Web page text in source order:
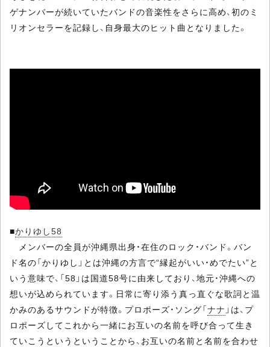
ゲナンバーが続いていたバンドの音楽性をさらに高め、初のミ
リオンセラーを記録し、自身最大のヒット曲となりました。
■かりゆし58
メンバーの全員が沖縄県出身・在住のロック・バンド。バン
ド名の「かりゆし」とは沖縄の方言で“縁起がいい・めでたい”と
いう意味で、「58」は国道58号に由来しており、地元・沖縄への
想いが込められています。日常に寄り添う真っ直ぐな歌詞と温
かみのあるサウンドが特徴。プロポーズ・ソング「ナナ 」は、プ
ロポーズしてこれから一緒にお互いの名前を呼び合って生き
ていこうというということから、お互いの名前と名前を合わせ